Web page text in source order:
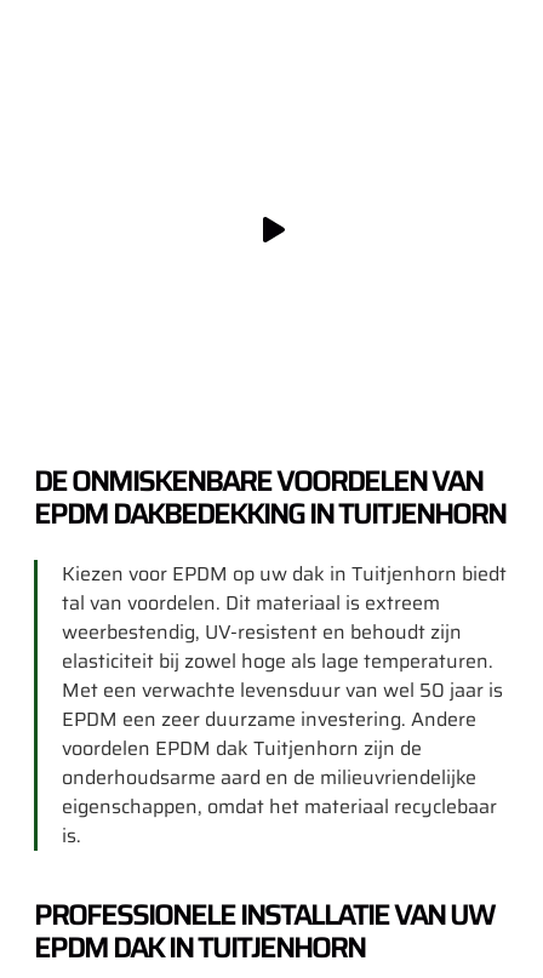
DE ONMISKENBARE VOORDELEN VAN
EPDM DAKBEDEKKING IN TUITJENHORN
Kiezen voor EPDM op uw dak in Tuitjenhorn biedt
tal van voordelen. Dit materiaal is extreem
weerbestendig, UV-resistent en behoudt zijn
elasticiteit bij zowel hoge als lage temperaturen.
Met een verwachte levensduur van wel 50 jaar is
EPDM een zeer duurzame investering. Andere
voordelen EPDM dak Tuitjenhorn zijn de
onderhoudsarme aard en de milieuvriendelijke
eigenschappen, omdat het materiaal recyclebaar
is.
PROFESSIONELE INSTALLATIE VAN UW
EPDM DAK IN TUITJENHORN